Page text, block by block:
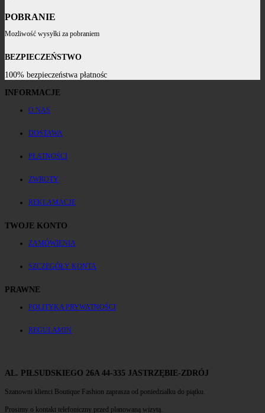
POBRANIE
Mozliwość wysyłki za pobraniem
BEZPIECZEŃSTWO
100% bezpieczeństwa płatnośc
INFORMACJE
O NAS
DOSTAWA
PŁATNOŚCI
ZWROTY
REKLAMACJE
TWOJE KONTO
ZAMÓWIENIA
SZCZEGÓŁY KONTA
PRAWNE
POLITYKA PRYWATNOŚCI
REGULAMIN
AL. PIŁSUDSKIEGO 26A 44-335 JASTRZĘBIE-ZDRÓJ
Szanowni klienci Boutique Fashion zaprasza od poniedziałku do piątku.
Prosimy o kontakt telefoniczny przed planowaną wizytą.